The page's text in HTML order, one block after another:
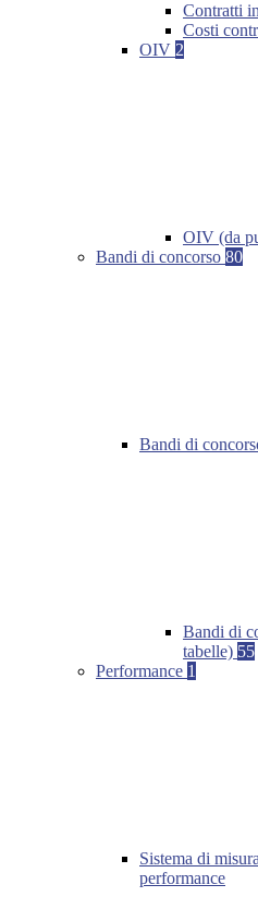
Contratti
Costi
OIV 2
OIV (da
Bandi di concorso 80
Bandi di
Bandi di
tabelle) 55
Performance 1
Sistema di
performance